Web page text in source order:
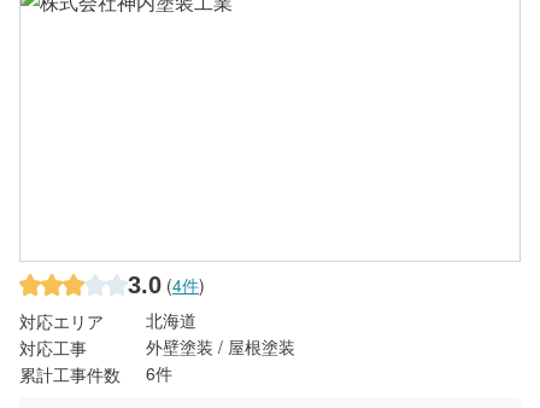
3.0 (4件)
対応エリア
北海道
対応工事
外壁塗装 / 屋根塗装
累計工事件数
6件